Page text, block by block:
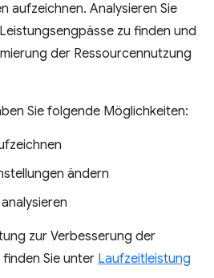
aufzeichnen. Analysieren Sie
zu finden und
der Ressourcennutzung
Sie folgende Möglichkeiten:
ändern
zur Verbesserung der
Sie unter Laufzeitleistung